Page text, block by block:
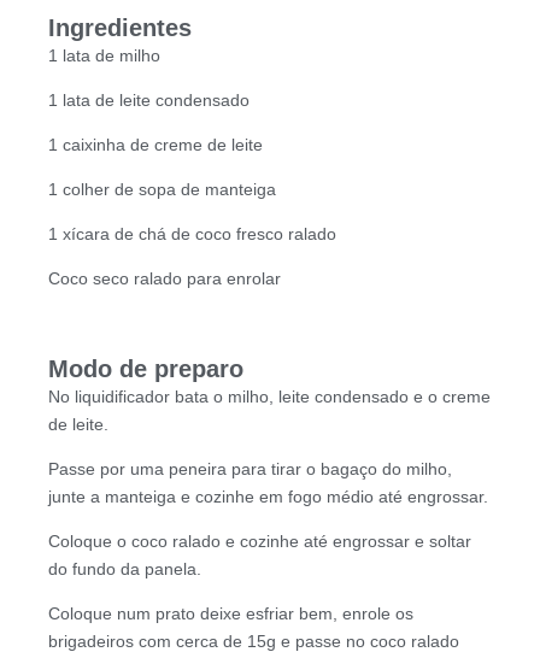
Ingredientes
1 lata de milho
1 lata de leite condensado
1 caixinha de creme de leite
1 colher de sopa de manteiga
1 xícara de chá de coco fresco ralado
Coco seco ralado para enrolar
Modo de preparo
No liquidificador bata o milho, leite condensado e o creme
de leite.
Passe por uma peneira para tirar o bagaço do milho,
junte a manteiga e cozinhe em fogo médio até engrossar.
Coloque o coco ralado e cozinhe até engrossar e soltar
do fundo da panela.
Coloque num prato deixe esfriar bem, enrole os
brigadeiros com cerca de 15g e passe no coco ralado